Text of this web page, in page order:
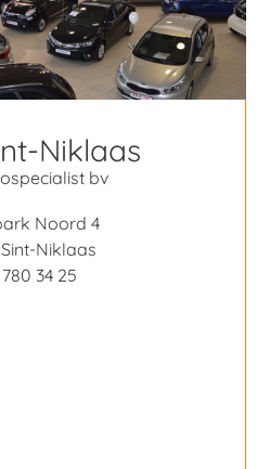
Niklaas
bv
Noord 4
Sint-Niklaas
34 25